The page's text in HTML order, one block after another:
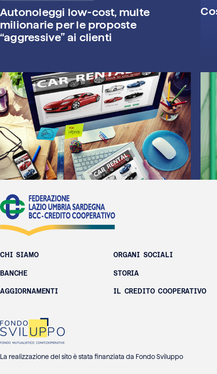
Autonoleggi low-cost, multe
milionarie per le proposte
“aggressive” ai clienti
CHI SIAMO
BANCHE
AGGIORNAMENTI
ORGANI SOCIALI
STORIA
IL CREDITO COOPERATIVO
La realizzazione del sito è stata finanziata da Fondo Sviluppo